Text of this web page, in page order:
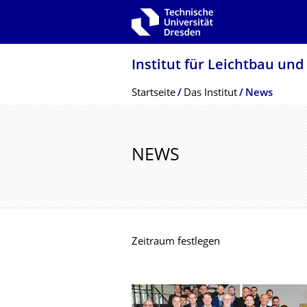
Zur Hauptnavigation springen
Institut für Leichtbau
Breadcrumb-Menü
Startseite Das Institut News
NEWS
Zeitraum festlegen